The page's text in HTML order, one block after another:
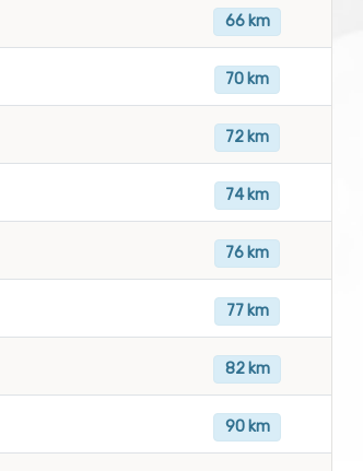
66 km
70 km
72 km
74 km
76 km
77 km
82 km
90 km